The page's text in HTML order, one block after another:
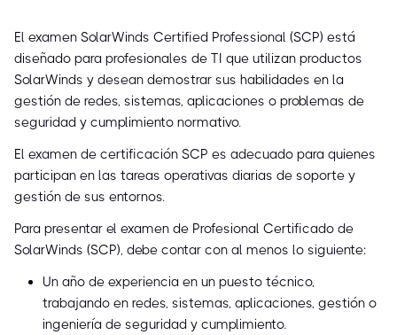
El examen SolarWinds Certified Professional (SCP) está
diseñado para profesionales de TI que utilizan productos
SolarWinds y desean demostrar sus habilidades en la
gestión de redes, sistemas, aplicaciones o problemas de
seguridad y cumplimiento normativo.
El examen de certificación SCP es adecuado para quienes
participan en las tareas operativas diarias de soporte y
gestión de sus entornos.
Para presentar el examen de Profesional Certificado de
SolarWinds (SCP), debe contar con al menos lo siguiente:
Un año de experiencia en un puesto técnico,
trabajando en redes, sistemas, aplicaciones, gestión o
ingeniería de seguridad y cumplimiento.